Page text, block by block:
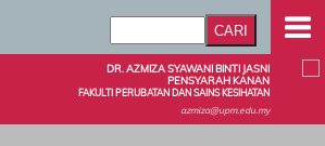
DR. AZMIZA SYAWANI BINTI JASNI
PENSYARAH KANAN
FAKULTI PERUBATAN DAN SAINS KESIHATAN
azmiza@upm.edu.my